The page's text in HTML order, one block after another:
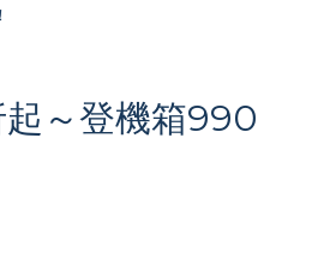
起～登機箱990